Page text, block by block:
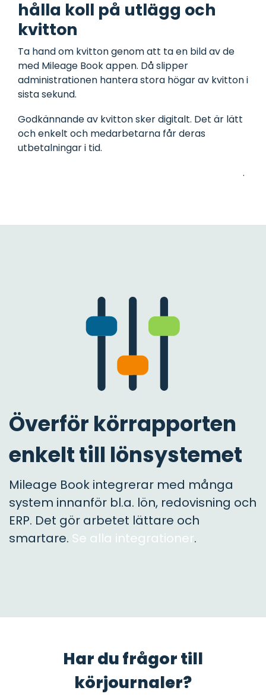
hålla koll på utlägg och
kvitton
Ta hand om kvitton genom att ta en bild av de
med Mileage Book appen. Då slipper
administrationen hantera stora högar av kvitton i
sista sekund.
Godkännande av kvitton sker digitalt. Det är lätt
och enkelt och medarbetarna får deras
utbetalningar i tid.
.
Överför körrapporten
enkelt till lönsystemet
Mileage Book integrerar med många
system innanför bl.a. lön, redovisning och
ERP. Det gör arbetet lättare och
smartare. Se alla integrationer.
Har du frågor till
körjournaler?